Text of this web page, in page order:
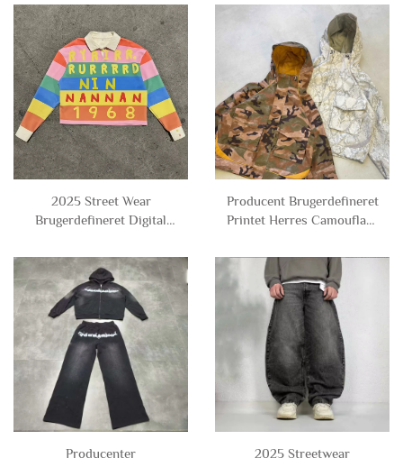
Kortærmet
Stripeskrivepolo T-shirts
til Mænd
Gennemgående Lynlås
Bomberjakke med Hætte
til Mænd
2025 Street Wear
Brugerdefineret Digital
Kortet Boxy Fit
Langærmet Polo t-shirts
til Mænd
Producent Brugerdefineret
Printet Herres Camouflage
Boksformet Polyester
Nylon Vindjakke
Træningsjakke med hætte
Mænd
Producenter
2025 Streetwear